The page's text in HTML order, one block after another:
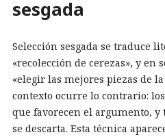
sesgada
Selección sesgada se traduce
«recolección de cerezas», y
«elegir las mejores piezas de
contexto ocurre lo contrario:
que favorecen el argumento, y
se descarta. Esta técnica